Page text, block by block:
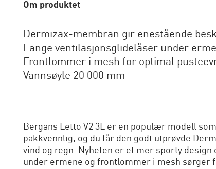
Om produktet
Dermizax-membran gir enestående
Lange ventilasjonsglidelåser under
Frontlommer i mesh for optimal
Vannsøyle 20 000 mm
Bergans Letto V2 3L er en populær modell
pakkvennlig, og du får den godt utprøvde
vind og regn. Nyheten er et mer sporty
under ermene og frontlommer i mesh sørger